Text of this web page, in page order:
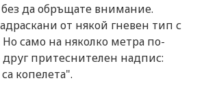
да обръщате внимание.
от някой гневен тип с
само на няколко метра по-
притеснителен надпис:
копелета".